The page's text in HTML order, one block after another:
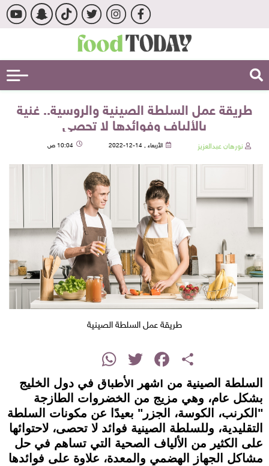
طريقة عمل السلطة الصينية والروسية.. غنية
بالألياف وفوائدها لا تحصى
نورهان عبدالعزيز الأربعاء , 14-12-2022 10:04 ص
طريقة عمل السلطة الصينية
Share
Facebook
Twitter
WhatsApp
السلطة الصينية من أشهر الأطباق في دول الخليج
بشكل عام، وهي مزيج من الخضروات الطازجة
"الكرنب، الكوسة، الجزر" بعيدًا عن مكونات السلطة
التقليدية، وللسلطة الصينية فوائد لا تحصى، لاحتوائها
على الكثير من الألياف الصحية التي تساهم في حل
مشاكل الجهاز الهضمي والمعدة، علاوة على فوائدها